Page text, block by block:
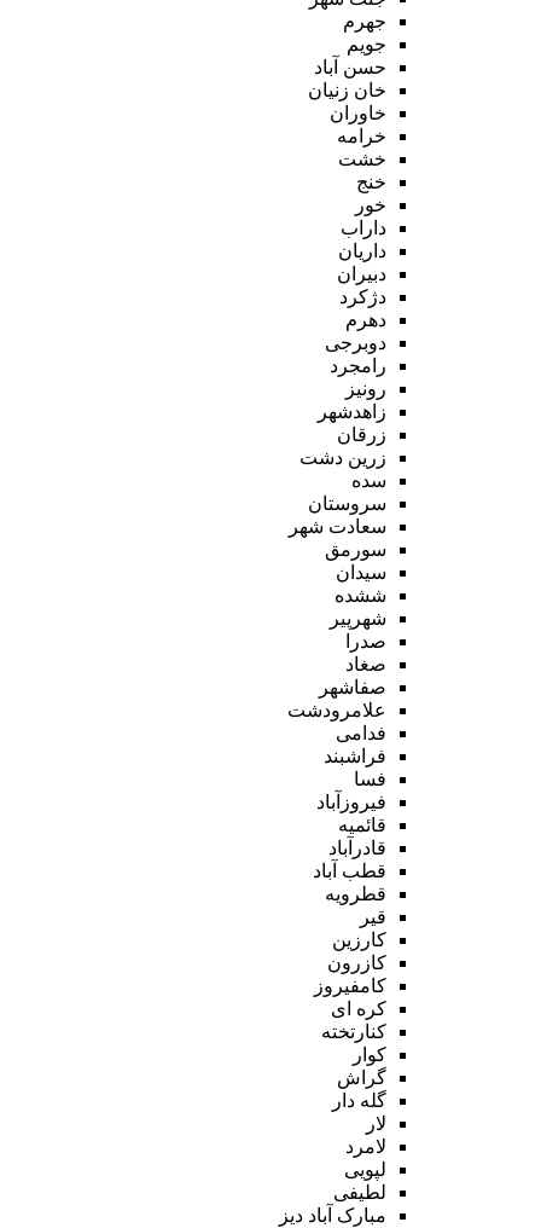
جهرم
جویم
حسن آباد
خان زنیان
خاوران
خرامه
خشت
خنج
خور
داراب
داریان
دبیران
دژکرد
دهرم
دوبرجی
رامجرد
رونیز
زاهدشهر
زرقان
زرین دشت
سده
سروستان
سعادت شهر
سورمق
سیدان
ششده
شهرپیر
صدرا
صغاد
صفاشهر
علامرودشت
فدامی
فراشبند
فسا
فیروزآباد
قائمیه
قادرآباد
قطب آباد
قطرویه
قیر
کارزین
کازرون
کامفیروز
کره ای
کنارتخته
کوار
گراش
گله دار
لار
لامرد
لپویی
لطیفی
مبارک آباد دیز